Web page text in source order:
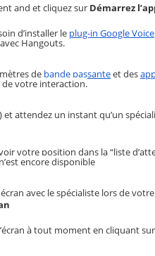
and et cliquez sur Démarrez
d’installer le plug-in Google Voice
Hangouts.
de bande passante et des
votre interaction.
et attendez un instant qu’un
votre position dans la “liste
encore disponible
avec le spécialiste lors de
à tout moment en cliquant sur